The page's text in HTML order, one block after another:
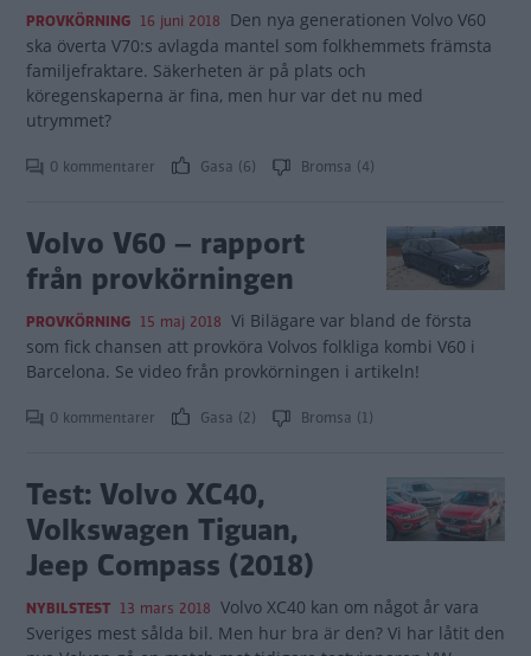
PROVKÖRNING 16 juni 2018 Den nya generationen Volvo V60
ska överta V70:s avlagda mantel som folkhemmets främsta
familjefraktare. Säkerheten är på plats och
köregenskaperna är fina, men hur var det nu med
utrymmet?
0 kommentarer Gasa (6) Bromsa (4)
Volvo V60 – rapport
från provkörningen
PROVKÖRNING 15 maj 2018 Vi Bilägare var bland de första
som fick chansen att provköra Volvos folkliga kombi V60 i
Barcelona. Se video från provkörningen i artikeln!
0 kommentarer Gasa (2) Bromsa (1)
Test: Volvo XC40,
Volkswagen Tiguan,
Jeep Compass (2018)
NYBILSTEST 13 mars 2018 Volvo XC40 kan om något år vara
Sveriges mest sålda bil. Men hur bra är den? Vi har låtit den